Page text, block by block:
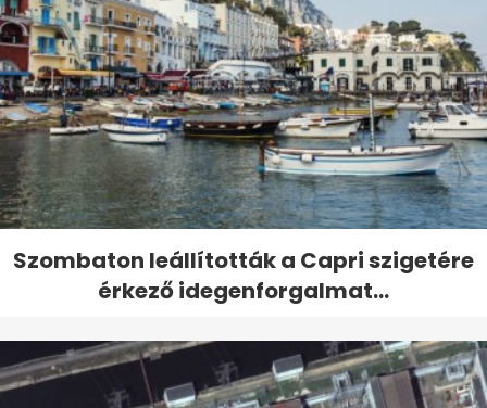
Szombaton leállították a Capri szigetére
érkező idegenforgalmat...